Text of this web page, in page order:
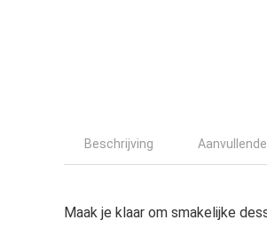
Beschrijving
Maak je klaar om smakelijke